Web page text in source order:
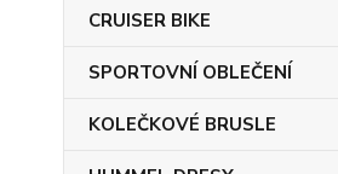
CRUISER BIKE
SPORTOVNÍ OBLEČENÍ
KOLEČKOVÉ BRUSLE